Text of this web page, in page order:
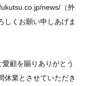
news/（外
しくお願い申しあげま
愛顧を賜りありがとう
休業とさせていただき